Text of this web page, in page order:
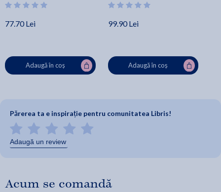
77.70 Lei
Adaugă în coș
99.90 Lei
Adaugă în coș
Părerea ta e inspirație pentru comunitatea Libris!
Adaugă un review
Acum se comandă